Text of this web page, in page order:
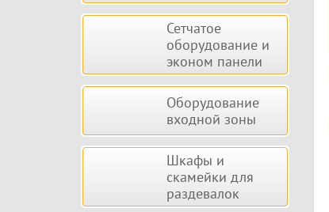
Сетчатое
оборудование и
эконом панели
Оборудование
входной зоны
Шкафы и
скамейки для
раздевалок